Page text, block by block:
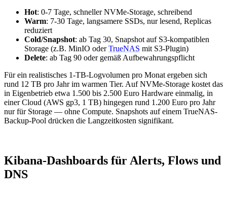
Hot: 0-7 Tage, schneller NVMe-Storage, schreibend
Warm: 7-30 Tage, langsamere SSDs, nur lesend, Replicas
reduziert
Cold/Snapshot: ab Tag 30, Snapshot auf S3-kompatiblen
Storage (z.B. MinIO oderTrueNAS mit S3-Plugin)
Delete: ab Tag 90 oder gemäß Aufbewahrungspflicht
Für ein realistisches 1-TB-Logvolumen pro Monat ergeben sich
rund 12 TB pro Jahr im warmen Tier. Auf NVMe-Storage kostet das
in Eigenbetrieb etwa 1.500 bis 2.500 Euro Hardware einmalig, in
einer Cloud (AWS gp3, 1 TB) hingegen rund 1.200 Euro pro Jahr
nur für Storage — ohne Compute. Snapshots auf einem TrueNAS-
Backup-Pool drücken die Langzeitkosten signifikant.
Kibana-Dashboards für Alerts, Flows und
DNS